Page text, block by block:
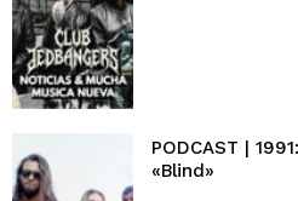
PODCAST |
«Blind»